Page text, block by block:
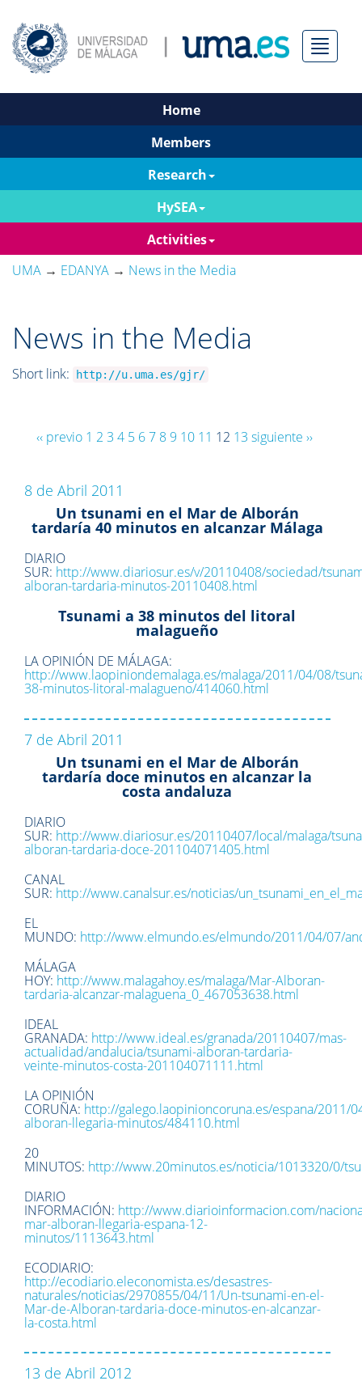
Menú
Home
Members
Research
HySEA
Activities
UMA → EDANYA → News in the Media
News in the Media
Short link: http://u.uma.es/gjr/
‹‹ previo 1 2 3 4 5 67 8 9 10 11 12 13 siguiente ››
8 de Abril 2011
Un tsunami en el Mar de Alborán
tardaría 40 minutos en alcanzar Málaga
DIARIO
SUR: http://www.diariosur.es/v/20110408/sociedad/
alboran-tardaria-minutos-20110408.html
Tsunami a 38 minutos del litoral
malagueño
LA OPINIÓN DE MÁLAGA:
http://www.laopiniondemalaga.es/malaga/2011/04/08/
38-minutos-litoral-malagueno/414060.html
7 de Abril 2011
Un tsunami en el Mar de Alborán
tardaría doce minutos en alcanzar la
costa andaluza
DIARIO
SUR: http://www.diariosur.es/20110407/local/malaga/
alboran-tardaria-doce-201104071405.html
CANAL
SUR: http://www.canalsur.es/noticias/
EL
MUNDO: http://www.elmundo.es/elmundo/2011/04/07/
MÁLAGA
HOY: http://www.malagahoy.es/malaga/Mar-Alboran-
tardaria-alcanzar-malaguena_0_467053638.html
IDEAL
GRANADA: http://www.ideal.es/granada/20110407/mas-
actualidad/andalucia/tsunami-alboran-tardaria-
veinte-minutos-costa-201104071111.html
LA OPINIÓN
CORUÑA: http://galego.laopinioncoruna.es/espana/2011/
alboran-llegaria-minutos/484110.html
20
MINUTOS: http://www.20minutos.es/noticia/1013320/0/
DIARIO
INFORMACIÓN: http://www.diarioinformacion.com/
mar-alboran-llegaria-espana-12-
minutos/1113643.html
ECODIARIO:
http://ecodiario.eleconomista.es/desastres-
naturales/noticias/2970855/04/11/Un-tsunami-en-el-
Mar-de-Alboran-tardaria-doce-minutos-en-alcanzar-
la-costa.html
13 de Abril 2012